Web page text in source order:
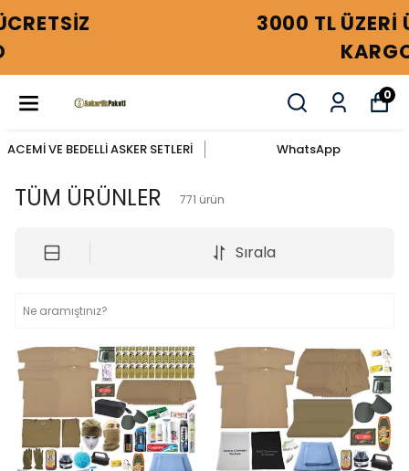
3000 TL ÜZERİ ÜCRETSİZ
0
ACEMİ VE BEDELLİ ASKER SETLERİ WhatsApp
TÜM ÜRÜNLER 771 ürün
Sırala